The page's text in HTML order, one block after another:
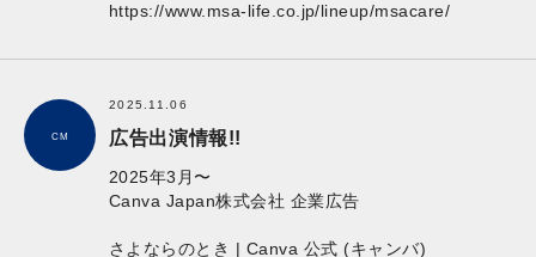
https://www.msa-life.co.jp/lineup/msacare/
CM
2025.11.06
広告出演情報!!
2025年3月〜
Canva Japan株式会社 企業広告
さよならのとき | Canva 公式 (キャンバ)